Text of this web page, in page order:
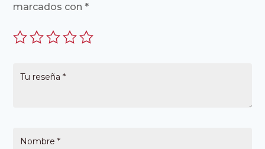
marcados con*